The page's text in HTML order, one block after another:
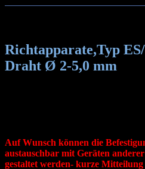
Richtapparate,Typ
Draht Ø 2-5,0 mm
Auf Wunsch können die
austauschbar mit Geräten
gestaltet werden- kurze Mitteilung